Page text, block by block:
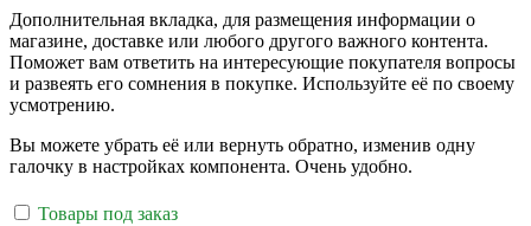
Дополнительная вкладка, для размещения информации о
магазине, доставке или любого другого важного контента.
Поможет вам ответить на интересующие покупателя вопросы
и развеять его сомнения в покупке. Используйте её по своему
усмотрению.
Вы можете убрать её или вернуть обратно, изменив одну
галочку в настройках компонента. Очень удобно.
Товары под заказ